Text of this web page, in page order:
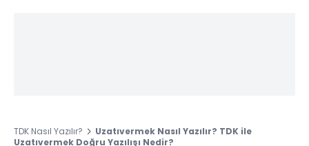
TDK Nasıl Yazılır?
Uzatıvermek Nasıl Yazılır? TDK ile
Uzatıvermek Doğru Yazılışı Nedir?